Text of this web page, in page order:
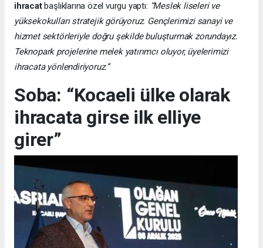
ihracatbaşlıklarına özel vurgu yaptı: “Meslek liseleri ve
yüksekokulları stratejik görüyoruz. Gençlerimizi sanayi ve
hizmet sektörleriyle doğru şekilde buluşturmak zorundayız.
Teknopark projelerine melek yatırımcı oluyor, üyelerimizi
ihracata yönlendiriyoruz.”
Soba: “Kocaeli ülke olarak
ihracata girse ilk elliye
girer”